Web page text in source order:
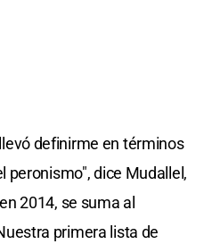
definirme en términos
peronismo", dice Mudallel,
2014, se suma al
primera lista de